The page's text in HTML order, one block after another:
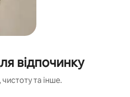
відпочинку
та інше.